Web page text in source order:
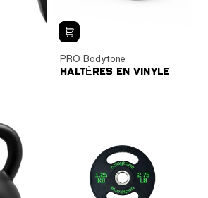
PRO Bodytone
HALTÈRES EN VINYLE